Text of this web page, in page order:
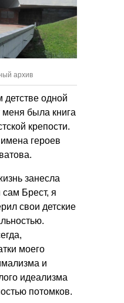
архив
детстве одной
была книга
крепости.
героев
занесла
Брест, я
свои детские
моего
и
идеализма
потомков.